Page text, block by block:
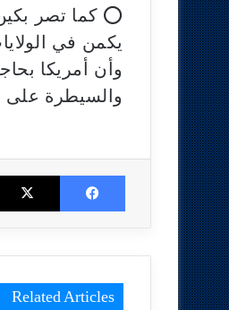
⭕ كما تصر
يكمن في
وأن أمريكا
والسيطرة على
Facebook
Related Articles